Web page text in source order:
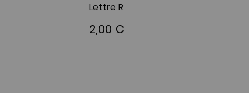
Lettre R
2,00 €